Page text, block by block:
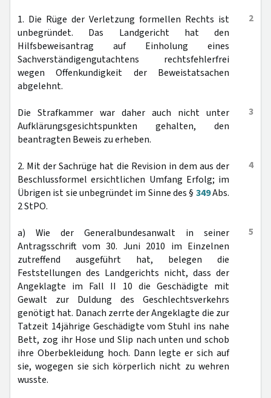
2
1. Die Rüge der Verletzung formellen Rechts ist
unbegründet. Das Landgericht hat den
Hilfsbeweisantrag auf Einholung eines
Sachverständigengutachtens rechtsfehlerfrei
wegen Offenkundigkeit der Beweistatsachen
abgelehnt.
3
Die Strafkammer war daher auch nicht unter
Aufklärungsgesichtspunkten gehalten, den
beantragten Beweis zu erheben.
4
2. Mit der Sachrüge hat die Revision in dem aus der
Beschlussformel ersichtlichen Umfang Erfolg; im
Übrigen ist sie unbegründet im Sinne des § 349Abs.
2 StPO.
5
a) Wie der Generalbundesanwalt in seiner
Antragsschrift vom 30. Juni 2010 im Einzelnen
zutreffend ausgeführt hat, belegen die
Feststellungen des Landgerichts nicht, dass der
Angeklagte im Fall II 10 die Geschädigte mit
Gewalt zur Duldung des Geschlechtsverkehrs
genötigt hat. Danach zerrte der Angeklagte die zur
Tatzeit 14jährige Geschädigte vom Stuhl ins nahe
Bett, zog ihr Hose und Slip nach unten und schob
ihre Oberbekleidung hoch. Dann legte er sich auf
sie, wogegen sie sich körperlich nicht zu wehren
wusste.